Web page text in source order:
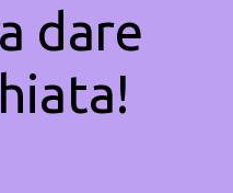
dare